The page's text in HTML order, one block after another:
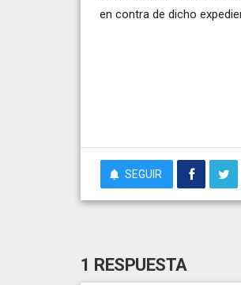
en contra de dicho
SEGUIR
1 RESPUESTA